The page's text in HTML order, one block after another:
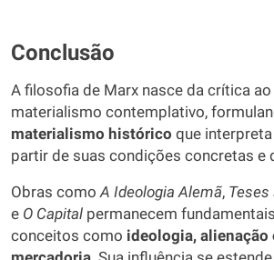
Conclusão
A filosofia de Marx nasce da crítica
materialismo contemplativo,
materialismo histórico que
partir de suas condições concretas e
Obras como A Ideologia Alemã, Teses
e O Capital permanecem
conceitos como ideologia,